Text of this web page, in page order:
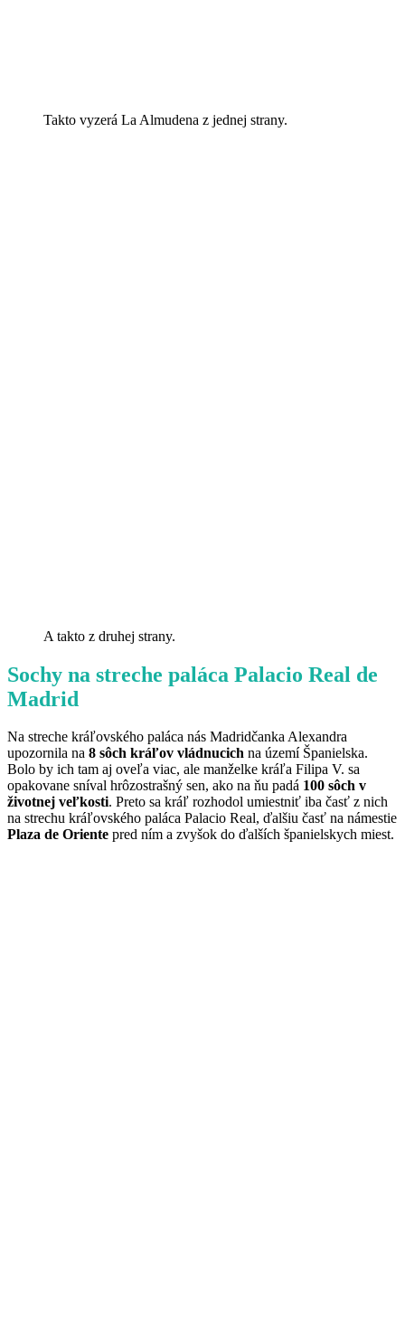
Takto vyzerá La Almudena z jednej strany.
A takto z druhej strany.
Sochy na streche paláca Palacio Real de
Madrid
Na streche kráľovského paláca nás Madridčanka Alexandra
upozornila na 8 sôch kráľov vládnucich na území Španielska.
Bolo by ich tam aj oveľa viac, ale manželke kráľa Filipa V. sa
opakovane sníval hrôzostrašný sen, ako na ňu padá 100 sôch v
životnej veľkosti. Preto sa kráľ rozhodol umiestniť iba časť z nich
na strechu kráľovského paláca Palacio Real, ďalšiu časť na námestie
Plaza de Oriente pred ním a zvyšok do ďalších španielskych miest.